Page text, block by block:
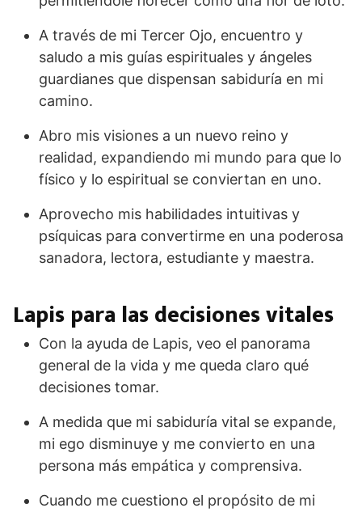
A través de mi Tercer Ojo, encuentro y
saludo a mis guías espirituales y ángeles
guardianes que dispensan sabiduría en mi
camino.
Abro mis visiones a un nuevo reino y
realidad, expandiendo mi mundo para que lo
físico y lo espiritual se conviertan en uno.
Aprovecho mis habilidades intuitivas y
psíquicas para convertirme en una poderosa
sanadora, lectora, estudiante y maestra.
Lapis para las decisiones vitales
Con la ayuda de Lapis, veo el panorama
general de la vida y me queda claro qué
decisiones tomar.
A medida que mi sabiduría vital se expande,
mi ego disminuye y me convierto en una
persona más empática y comprensiva.
Cuando me cuestiono el propósito de mi